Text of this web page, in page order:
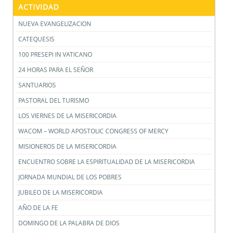
ACTIVIDAD
NUEVA EVANGELIZACION
CATEQUESIS
100 PRESEPI IN VATICANO
24 HORAS PARA EL SEÑOR
SANTUARIOS
PASTORAL DEL TURISMO
LOS VIERNES DE LA MISERICORDIA
WACOM – WORLD APOSTOLIC CONGRESS OF MERCY
MISIONEROS DE LA MISERICORDIA
ENCUENTRO SOBRE LA ESPIRITUALIDAD DE LA MISERICORDIA
JORNADA MUNDIAL DE LOS POBRES
JUBILEO DE LA MISERICORDIA
AÑO DE LA FE
DOMINGO DE LA PALABRA DE DIOS